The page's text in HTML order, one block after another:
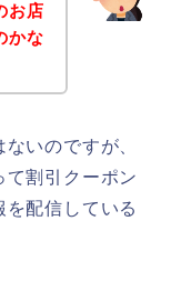
お店
かな
いのですが、
割引クーポン
配信している